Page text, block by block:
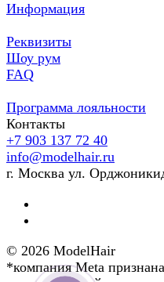
Информация
Реквизиты
Шоу рум
FAQ
Программа лояльности
Контакты
+7 903 137 72 40
info@modelhair.ru
г. Москва ул.
© 2026 ModelHair
*компания Meta